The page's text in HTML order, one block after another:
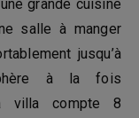
grande cuisine
salle à manger
jusqu’à
à la fois
villa compte 8